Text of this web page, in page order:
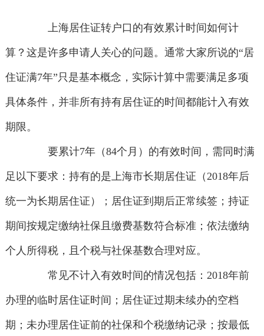
上海居住证转户口的有效累计时间如何计
算？这是许多申请人关心的问题。通常大家所说的“居
住证满7年”只是基本概念，实际计算中需要满足多项
具体条件，并非所有持有居住证的时间都能计入有效
期限。
要累计7年（84个月）的有效时间，需同时满
足以下要求：持有的是上海市长期居住证（2018年后
统一为长期居住证）；居住证到期后正常续签；持证
期间按规定缴纳社保且缴费基数符合标准；依法缴纳
个人所得税，且个税与社保基数合理对应。
常见不计入有效时间的情况包括：2018年前
办理的临时居住证时间；居住证过期未续办的空档
期；未办理居住证前的社保和个税缴纳记录；按最低